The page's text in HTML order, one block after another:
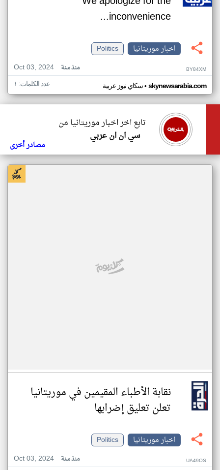
inconvenience...
اخبار موريتانيا
Politics
Oct 03, 2024
منذ سنة BY84XM
سكاي نيوز عربية• skynewsarabia.com عدد الكلمات: ١
تابع اخر اخبار موريتانيا من
سي ان ان عربي
مصادر أخرى
نقابة الأطباء المقيمين في موريتانيا
تعلن تعليق إضرابها
اخبار موريتانيا
Politics
Oct 03, 2024
منذ سنة UA49OS